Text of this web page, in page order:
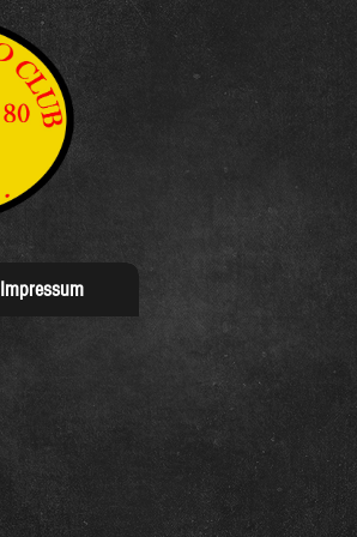
Impressum